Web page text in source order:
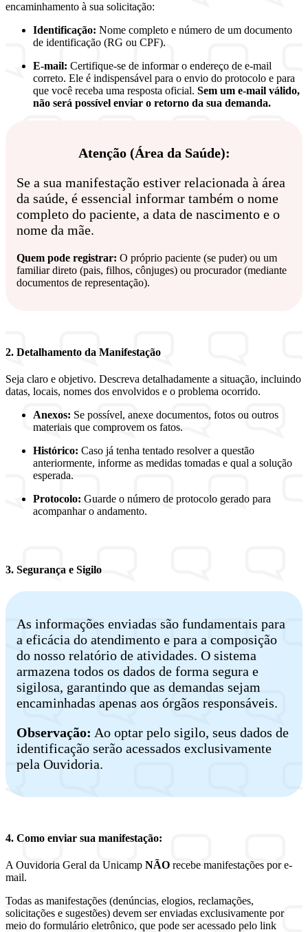
encaminhamento à sua solicitação:
Identificação: Nome completo e número de um documento
de identificação (RG ou CPF).
E-mail: Certifique-se de informar o endereço de e-mail
correto. Ele é indispensável para o envio do protocolo e para
que você receba uma resposta oficial. Sem um e-mail válido,
não será possível enviar o retorno da sua demanda.
Atenção (Área da Saúde):
Se a sua manifestação estiver relacionada à área
da saúde, é essencial informar também o nome
completo do paciente, a data de nascimento e o
nome da mãe.
Quem pode registrar: O próprio paciente (se puder) ou um
familiar direto (pais, filhos, cônjuges) ou procurador (mediante
documentos de representação).
2. Detalhamento da Manifestação
Seja claro e objetivo. Descreva detalhadamente a situação, incluindo
datas, locais, nomes dos envolvidos e o problema ocorrido.
Anexos: Se possível, anexe documentos, fotos ou outros
materiais que comprovem os fatos.
Histórico: Caso já tenha tentado resolver a questão
anteriormente, informe as medidas tomadas e qual a solução
esperada.
Protocolo: Guarde o número de protocolo gerado para
acompanhar o andamento.
3. Segurança e Sigilo
As informações enviadas são fundamentais para
a eficácia do atendimento e para a composição
do nosso relatório de atividades. O sistema
armazena todos os dados de forma segura e
sigilosa, garantindo que as demandas sejam
encaminhadas apenas aos órgãos responsáveis.
Observação: Ao optar pelo sigilo, seus dados de
identificação serão acessados exclusivamente
pela Ouvidoria.
4. Como enviar sua manifestação:
A Ouvidoria Geral da Unicamp NÃO recebe manifestações por e-
mail.
Todas as manifestações (denúncias, elogios, reclamações,
solicitações e sugestões) devem ser enviadas exclusivamente por
meio do formulário eletrônico, que pode ser acessado pelo link